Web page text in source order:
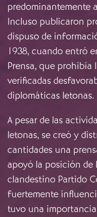
predominantemente
Incluso publicaron
dispuso de
1938, cuando entró
Prensa, que
verificadas
diplomáticas letonas.
A pesar de las
letonas, se creó y
cantidades una
apoyó la posición de
clandestino Partido
fuertemente
tuvo una